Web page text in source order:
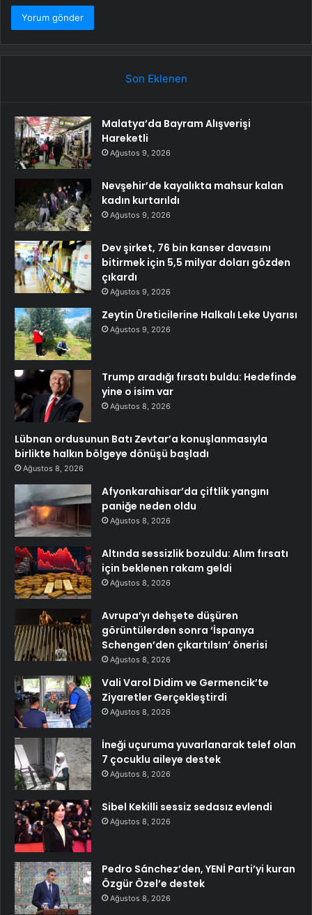
Son Eklenen
Malatya’da Bayram Alışverişi
Hareketli
Ağustos 9, 2026
Nevşehir’de kayalıkta mahsur kalan
kadın kurtarıldı
Ağustos 9, 2026
Dev şirket, 76 bin kanser davasını
bitirmek için 5,5 milyar doları gözden
çıkardı
Ağustos 9, 2026
Zeytin Üreticilerine Halkalı Leke Uyarısı
Ağustos 9, 2026
Trump aradığı fırsatı buldu: Hedefinde
yine o isim var
Ağustos 8, 2026
Lübnan ordusunun Batı Zevtar’a konuşlanmasıyla
birlikte halkın bölgeye dönüşü başladı
Ağustos 8, 2026
Afyonkarahisar’da çiftlik yangını
paniğe neden oldu
Ağustos 8, 2026
Altında sessizlik bozuldu: Alım fırsatı
için beklenen rakam geldi
Ağustos 8, 2026
Avrupa’yı dehşete düşüren
görüntülerden sonra ‘İspanya
Schengen’den çıkartılsın’ önerisi
Ağustos 8, 2026
Vali Varol Didim ve Germencik’te
Ziyaretler Gerçekleştirdi
Ağustos 8, 2026
İneği uçuruma yuvarlanarak telef olan
7 çocuklu aileye destek
Ağustos 8, 2026
Sibel Kekilli sessiz sedasız evlendi
Ağustos 8, 2026
Pedro Sánchez’den, YENİ Parti’yi kuran
Özgür Özel’e destek
Ağustos 8, 2026